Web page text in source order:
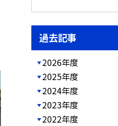
過去記事
2026年度
2025年度
2024年度
2023年度
2022年度